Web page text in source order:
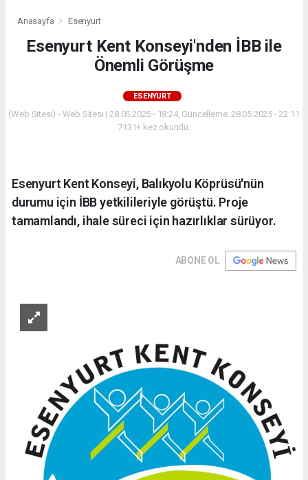
Anasayfa Esenyurt
Esenyurt Kent Konseyi'nden İBB ile
Önemli Görüşme
ESENYURT
(Web Sitesi) - Web Sitesi | 28.05.2025 - 18:24, Güncelleme: 28.05.2025 - 22:11
7131+ kez okundu.
Esenyurt Kent Konseyi, Balıkyolu Köprüsü'nün
durumu için İBB yetkilileriyle görüştü. Proje
tamamlandı, ihale süreci için hazırlıklar sürüyor.
ABONE OL